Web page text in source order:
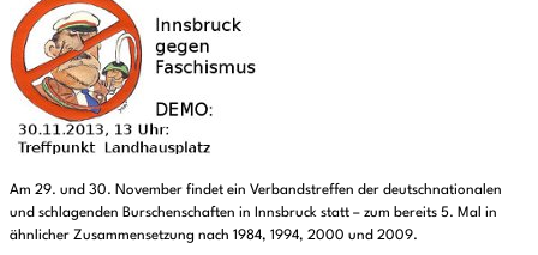
Am 29. und 30. November findet ein Verbandstreffen der deutschnationalen
und schlagenden Burschenschaften in Innsbruck statt – zum bereits 5. Mal in
ähnlicher Zusammensetzung nach 1984, 1994, 2000 und 2009.